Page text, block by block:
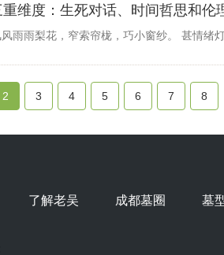
维度：生死对话、时间哲思和伦
雨雨梨花，窄索帘栊，巧小窗纱。 甚情绪
2 3 4 5 6 7 8
了解老吴 成都墓圈 墓